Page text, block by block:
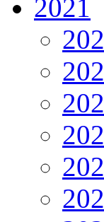
2021